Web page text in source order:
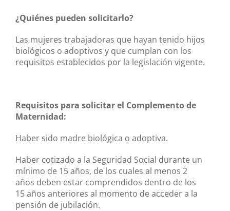
¿Quiénes pueden solicitarlo?
Las mujeres trabajadoras que hayan tenido hijos
biológicos o adoptivos y que cumplan con los
requisitos establecidos por la legislación vigente.
Requisitos para solicitar el Complemento de
Maternidad:
Haber sido madre biológica o adoptiva.
Haber cotizado a la Seguridad Social durante un
mínimo de 15 años, de los cuales al menos 2
años deben estar comprendidos dentro de los
15 años anteriores al momento de acceder a la
pensión de jubilación.